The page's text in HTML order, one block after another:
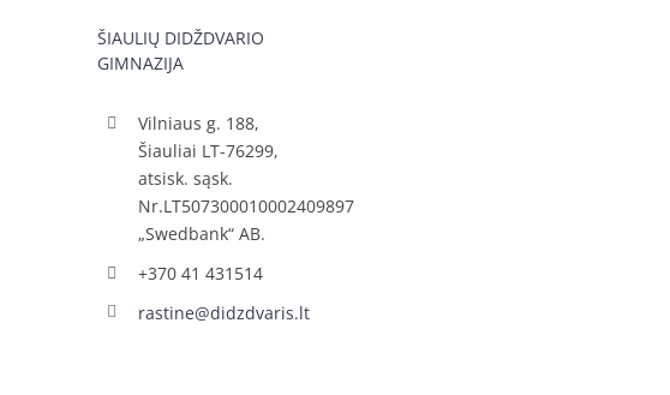
ŠIAULIŲ DIDŽDVARIO
GIMNAZIJA
Vilniaus g. 188,
Šiauliai LT-76299,
atsisk. sąsk.
Nr.LT507300010002409897
„Swedbank“ AB.
+370 41 431514
rastine@didzdvaris.lt